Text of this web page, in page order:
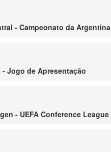
- Campeonato da Argentina
- Jogo de Apresentação
- UEFA Conference League